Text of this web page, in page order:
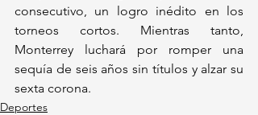
consecutivo, un logro inédito en los
torneos cortos. Mientras tanto,
Monterrey luchará por romper una
sequía de seis años sin títulos y alzar su
sexta corona.
Deportes